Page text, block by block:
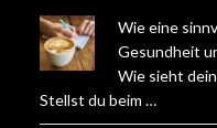
Wie eine
Gesundheit
Wie sieht
Stellst du beim …